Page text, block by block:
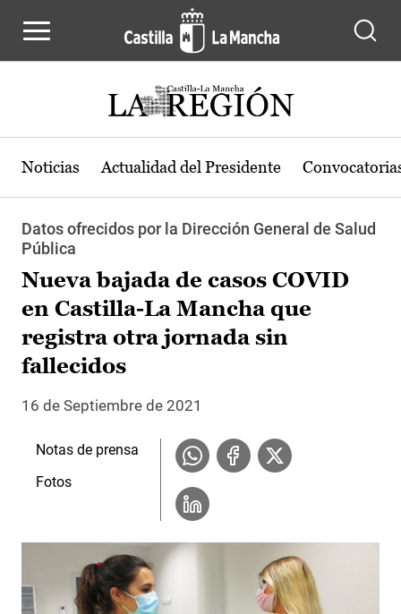
Noticias Actualidad del Presidente
Datos ofrecidos por la Dirección General de Salud
Pública
Nueva bajada de casos COVID
en Castilla-La Mancha que
registra otra jornada sin
fallecidos
16 de Septiembre de 2021
Notas de prensa
Fotos